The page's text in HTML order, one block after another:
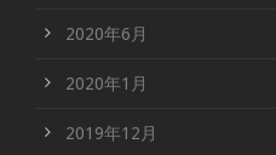
2020年6月
2020年1月
2019年12月